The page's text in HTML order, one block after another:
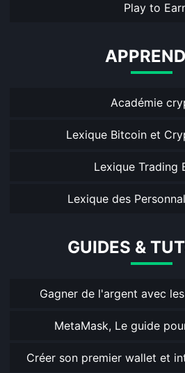
Play to
Académie
Lexique Bitcoin et
Lexique Trading
Lexique des
GUIDES &
Gagner de l'argent avec
MetaMask, Le guide
Créer son premier wallet et